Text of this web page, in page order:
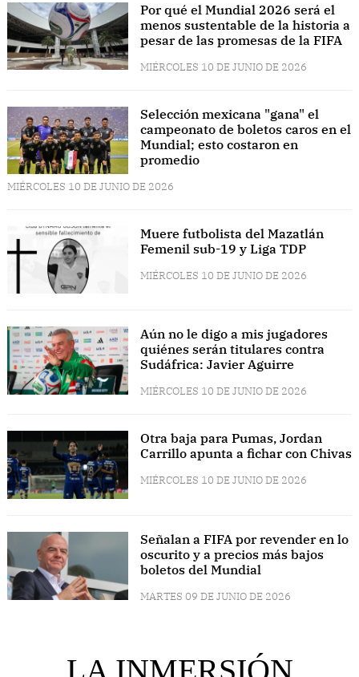
Por qué el Mundial 2026 será el
menos sustentable de la historia a
pesar de las promesas de la FIFA
MIÉRCOLES 10 DE JUNIO DE 2026
Selección mexicana "gana" el
campeonato de boletos caros en el
Mundial; esto costaron en
promedio
MIÉRCOLES 10 DE JUNIO DE 2026
Muere futbolista del Mazatlán
Femenil sub-19 y Liga TDP
MIÉRCOLES 10 DE JUNIO DE 2026
Aún no le digo a mis jugadores
quiénes serán titulares contra
Sudáfrica: Javier Aguirre
MIÉRCOLES 10 DE JUNIO DE 2026
Otra baja para Pumas, Jordan
Carrillo apunta a fichar con Chivas
MIÉRCOLES 10 DE JUNIO DE 2026
Señalan a FIFA por revender en lo
oscurito y a precios más bajos
boletos del Mundial
MARTES 09 DE JUNIO DE 2026